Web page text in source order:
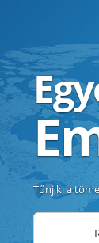
Tűnj ki a